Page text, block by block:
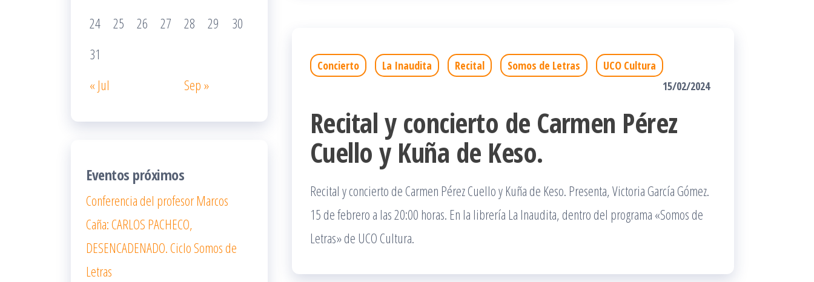
Concierto La Inaudita Recital Somos de Letras
UCO Cultura
15/02/2024
Recital y concierto de Carmen Pérez
Cuello y Kuña de Keso.
Recital y concierto de Carmen Pérez Cuello y Kuña de Keso. Presenta, Victoria García Gómez.
15 de febrero a las 20:00 horas. En la librería La Inaudita, dentro del programa «Somos de
Letras» de UCO Cultura.
24
25 26 27 28 29
30
31
« Jul
Sep »
Eventos próximos
Conferencia del profesor Marcos
Caña: CARLOS PACHECO,
DESENCADENADO. Ciclo Somos de
Letras